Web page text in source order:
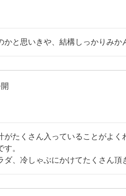
かと思いきや、結構しっかりみか
がたくさん入っていることがよく
。
ダ、冷しゃぶにかけてたくさん頂